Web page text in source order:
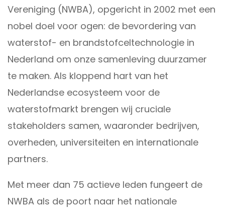
Vereniging (NWBA), opgericht in 2002 met een
nobel doel voor ogen: de bevordering van
waterstof- en brandstofceltechnologie in
Nederland om onze samenleving duurzamer
te maken. Als kloppend hart van het
Nederlandse ecosysteem voor de
waterstofmarkt brengen wij cruciale
stakeholders samen, waaronder bedrijven,
overheden, universiteiten en internationale
partners.
Met meer dan 75 actieve leden fungeert de
NWBA als de poort naar het nationale